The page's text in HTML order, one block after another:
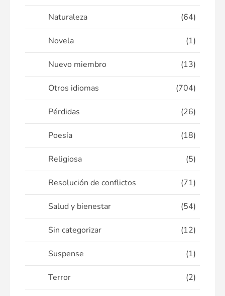
Naturaleza (64)
Novela (1)
Nuevo miembro (13)
Otros idiomas (704)
Pérdidas (26)
Poesía (18)
Religiosa (5)
Resolución de conflictos (71)
Salud y bienestar (54)
Sin categorizar (12)
Suspense (1)
Terror (2)